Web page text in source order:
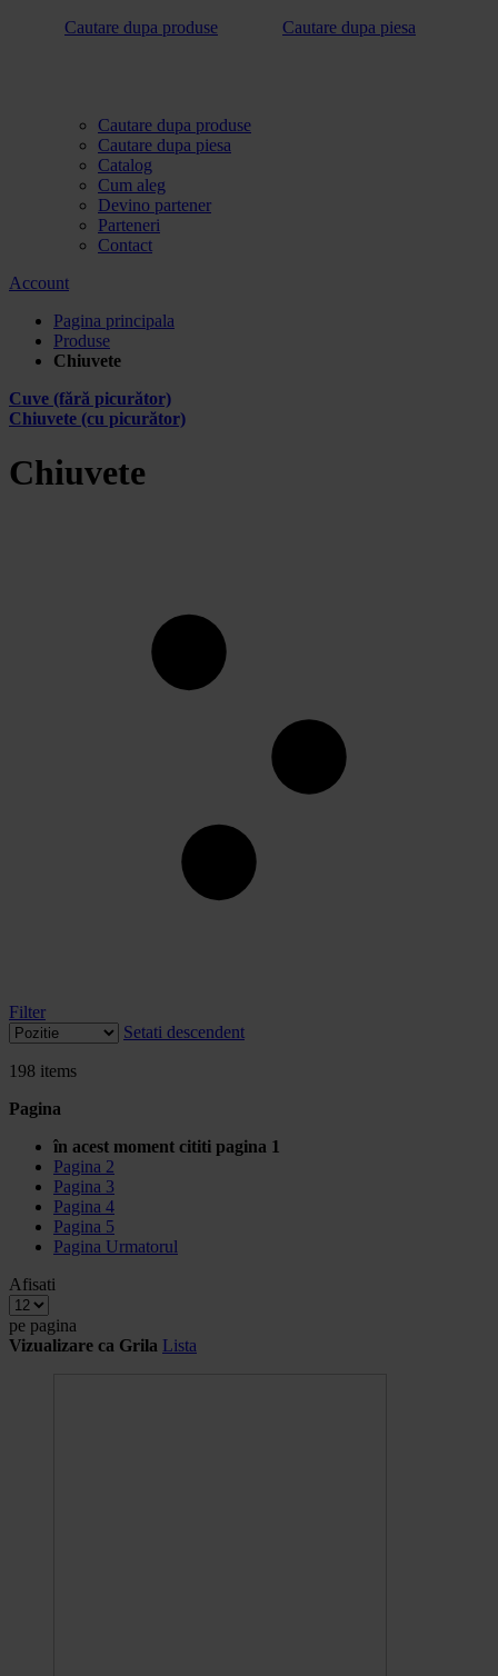
Cautare dupa produse
Cautare dupa piesa
Cautare dupa produse
Cautare dupa piesa
Catalog
Cum aleg
Devino partener
Parteneri
Contact
Account
Pagina principala
Produse
Chiuvete
Cuve (fără picurător)
Chiuvete (cu picurător)
Chiuvete
Filter
Setati descendent
198 items
Pagina
în acest moment cititi pagina 1
Pagina 2
Pagina 3
Pagina 4
Pagina 5
Pagina Urmatorul
Afisati
pe pagina
Vizualizare ca Grila Lista